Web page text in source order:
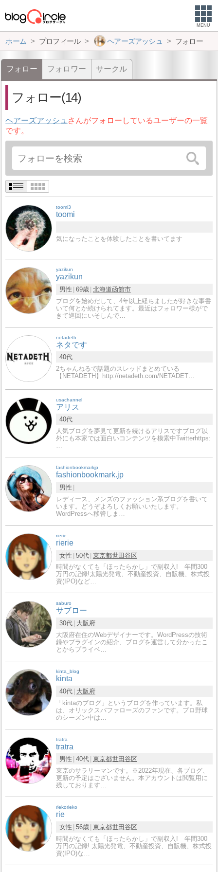
MENU
ホーム プロフィール ヘアーズアッシュ フォロー
フォロー フォロワー サークル
フォロー(14)
ヘアーズアッシュ さんがフォローしているユーザーの一覧
です。
toomi3
toomi
気になったことを体験したことを書いてます
yazikun
yazikun
男性 69歳 北海道函館市
ブログを始めだして、4年以上経ちましたが好きな事書
いて何とか続けられてます。最近はフォロワー様がで
きて巡回にいそしんで…
netadeth
ネタです
40代
2ちゃんねるで話題のスレッドまとめている
【NETADETH】http://netadeth.com/NETADET…
usachannel
アリス
40代
人気ブログを夢見て更新を続けるアリスですブログ以
外にも本家では面白いコンテンツを模索中Twitterhttps:
…
fashionbookmarkjp
fashionbookmark.jp
男性
レディース、メンズのファッション系ブログを書いて
います。どうぞよろしくお願いいたします。
WordPressへ移管しま…
rierie
rierie
女性 50代 東京都世田谷区
時間がなくても「ほったらかし」で副収入! 年間300
万円の記録!太陽光発電、不動産投資、自販機、株式投
資(IPO)など…
saburo
サブロー
30代
大阪府
大阪府在住のWebデザイナーです。WordPressの技術
録やプラグインの紹介、ブログを運営して分かったこ
とからプライベ…
kinta_blog
kinta
40代
大阪府
「kintaのブログ」というブログを作っています。私
は、オリックスバファローズのファンです。プロ野球
のシーズン中は…
tratra
tratra
男性 40代 東京都世田谷区
東京のサラリーマンです。※2022年現在、各ブログ、
更新の予定はございません。本アカウントは閲覧用に
残しております…
riekorieko
rie
女性 56歳 東京都世田谷区
時間がなくても「ほったらかし」で副収入! 年間300
万円の記録! 太陽光発電、不動産投資、自販機、株式投
資(IPO)な…